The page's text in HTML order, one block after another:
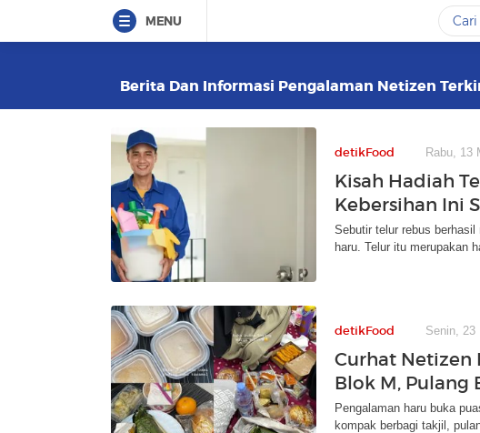
MENU
Berita Dan Informasi Pengalaman Netizen
detikFood Rabu, 13
Kisah Hadiah
Kebersihan Ini
Sebutir telur rebus
haru. Telur itu merupakan
detikFood Senin, 23
Curhat Netizen
Blok M, Pulang
Pengalaman haru buka
kompak berbagi takjil,